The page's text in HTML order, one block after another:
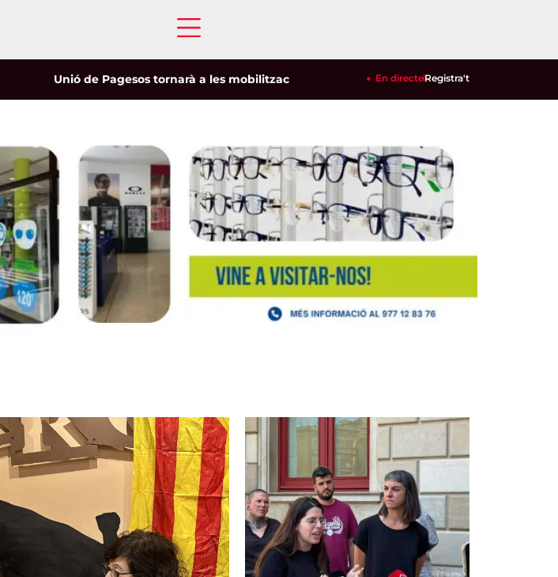
Unió de Pagesos tornarà a les mobilitzacions per defensar els cultius de la garrofa i l'ametlla de
En directeRegistra't